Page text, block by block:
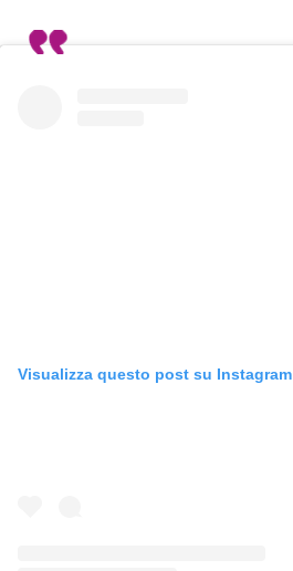
Visualizza questo post su Instagram